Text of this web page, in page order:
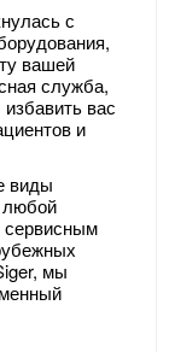
с
вашей
служба,
вас
и
виды
любой
сервисным
мы